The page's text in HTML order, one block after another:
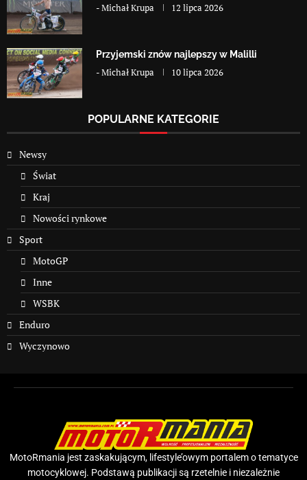
-Michał Krupa 12 lipca 2026
Przyjemski znów najlepszy w Malilli
-Michał Krupa 10 lipca 2026
POPULARNE KATEGORIE
Newsy
Świat
Kraj
Nowości rynkowe
Sport
MotoGP
Inne
WSBK
Enduro
Wyczynowo
MotoRmania jest zaskakującym, lifestyle’owym portalem o tematyce
motocyklowej. Podstawą publikacji są rzetelnie i niezależnie